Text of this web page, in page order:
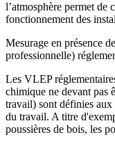
l’atmosphère permet
fonctionnement des
Mesurage en présence
professionnelle)
Les VLEP
chimique ne devant pas
travail) sont définies aux
du travail. A titre
poussières de bois, les